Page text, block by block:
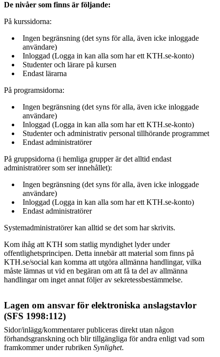
De nivåer som finns är följande:
På kurssidorna:
Ingen begränsning (det syns för alla, även icke inloggade
användare)
Inloggad (Logga in kan alla som har ett KTH.se-konto)
Studenter och lärare på kursen
Endast lärarna
På programsidorna:
Ingen begränsning (det syns för alla, även icke inloggade
användare)
Inloggad (Logga in kan alla som har ett KTH.se-konto)
Studenter och administrativ personal tillhörande programmet
Endast administratörer
På gruppsidorna (i hemliga grupper är det alltid endast
administratörer som ser innehållet):
Ingen begränsning (det syns för alla, även icke inloggade
användare)
Inloggad (Logga in kan alla som har ett KTH.se-konto)
Endast administratörer
Systemadministratörer kan alltid se det som har skrivits.
Kom ihåg att KTH som statlig myndighet lyder under
offentlighetsprincipen. Detta innebär att material som finns på
KTH.se/social kan komma att utgöra allmänna handlingar, vilka
måste lämnas ut vid en begäran om att få ta del av allmänna
handlingar om inget annat följer av sekretessbestämmelse.
Lagen om ansvar för elektroniska anslagstavlor
(SFS 1998:112)
Sidor/inlägg/kommentarer publiceras direkt utan någon
förhandsgranskning och blir tillgängliga för andra enligt vad som
framkommer under rubriken Synlighet.